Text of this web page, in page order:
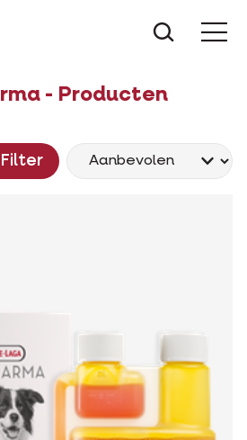
- Producten
Filter